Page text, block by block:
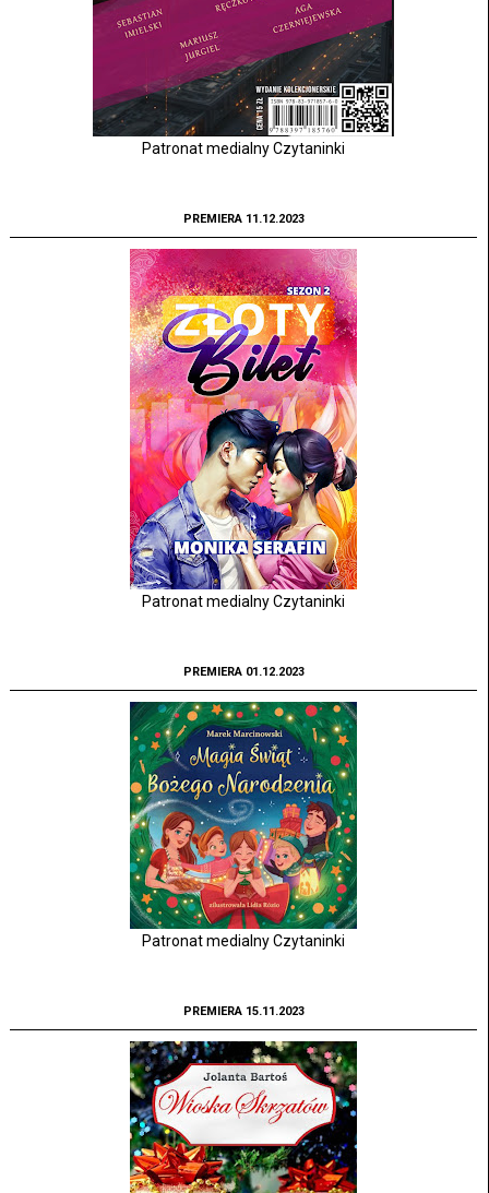
Patronat medialny Czytaninki
PREMIERA 11.12.2023
Patronat medialny Czytaninki
PREMIERA 01.12.2023
Patronat medialny Czytaninki
PREMIERA 15.11.2023